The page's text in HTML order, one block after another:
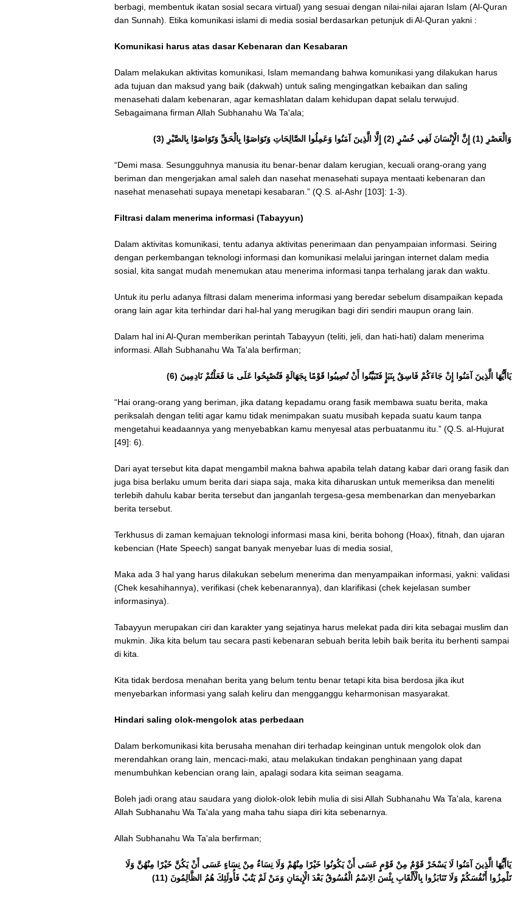
berbagi, membentuk ikatan sosial secara virtual) yang sesuai dengan nilai-nilai ajaran Islam (Al-Quran
dan Sunnah). Etika komunikasi islami di media sosial berdasarkan petunjuk di Al-Quran yakni :
Komunikasi harus atas dasar Kebenaran dan Kesabaran
Dalam melakukan aktivitas komunikasi, Islam memandang bahwa komunikasi yang dilakukan harus
ada tujuan dan maksud yang baik (dakwah) untuk saling mengingatkan kebaikan dan saling
menasehati dalam kebenaran, agar kemashlatan dalam kehidupan dapat selalu terwujud.
Sebagaimana firman Allah Subhanahu Wa Ta'ala;
وَالْعَصْرِ (1) إِنَّ الْإِنْسَانَ لَفِي خُسْرٍ (2) إِلَّا الَّذِينَ آمَنُوا وَعَمِلُوا الصَّالِحَاتِ وَتَوَاصَوْا بِالْحَقِّ وَتَوَاصَوْا بِالصَّبْرِ (3)
“Demi masa. Sesungguhnya manusia itu benar-benar dalam kerugian, kecuali orang-orang yang
beriman dan mengerjakan amal saleh dan nasehat menasehati supaya mentaati kebenaran dan
nasehat menasehati supaya menetapi kesabaran.” (Q.S. al-Ashr [103]: 1-3).
Filtrasi dalam menerima informasi (Tabayyun)
Dalam aktivitas komunikasi, tentu adanya aktivitas penerimaan dan penyampaian informasi. Seiring
dengan perkembangan teknologi informasi dan komunikasi melalui jaringan internet dalam media
sosial, kita sangat mudah menemukan atau menerima informasi tanpa terhalang jarak dan waktu.
Untuk itu perlu adanya filtrasi dalam menerima informasi yang beredar sebelum disampaikan kepada
orang lain agar kita terhindar dari hal-hal yang merugikan bagi diri sendiri maupun orang lain.
Dalam hal ini Al-Quran memberikan perintah Tabayyun (teliti, jeli, dan hati-hati) dalam menerima
informasi. Allah Subhanahu Wa Ta'ala berfirman;
يَاأَيُّهَا الَّذِينَ آمَنُوا إِنْ جَاءَكُمْ فَاسِقٌ بِنَبَإٍ فَتَبَيَّنُوا أَنْ تُصِيبُوا قَوْمًا بِجَهَالَةٍ فَتُصْبِحُوا عَلَى مَا فَعَلْتُمْ نَادِمِينَ (6)
“Hai orang-orang yang beriman, jika datang kepadamu orang fasik membawa suatu berita, maka
periksalah dengan teliti agar kamu tidak menimpakan suatu musibah kepada suatu kaum tanpa
mengetahui keadaannya yang menyebabkan kamu menyesal atas perbuatanmu itu.” (Q.S. al-Hujurat
[49]: 6).
Dari ayat tersebut kita dapat mengambil makna bahwa apabila telah datang kabar dari orang fasik dan
juga bisa berlaku umum berita dari siapa saja, maka kita diharuskan untuk memeriksa dan meneliti
terlebih dahulu kabar berita tersebut dan janganlah tergesa-gesa membenarkan dan menyebarkan
berita tersebut.
Terkhusus di zaman kemajuan teknologi informasi masa kini, berita bohong (Hoax), fitnah, dan ujaran
kebencian (Hate Speech) sangat banyak menyebar luas di media sosial,
Maka ada 3 hal yang harus dilakukan sebelum menerima dan menyampaikan informasi, yakni: validasi
(Chek kesahihannya), verifikasi (chek kebenarannya), dan klarifikasi (chek kejelasan sumber
informasinya).
Tabayyun merupakan ciri dan karakter yang sejatinya harus melekat pada diri kita sebagai muslim dan
mukmin. Jika kita belum tau secara pasti kebenaran sebuah berita lebih baik berita itu berhenti sampai
di kita.
Kita tidak berdosa menahan berita yang belum tentu benar tetapi kita bisa berdosa jika ikut
menyebarkan informasi yang salah keliru dan mengganggu keharmonisan masyarakat.
Hindari saling olok-mengolok atas perbedaan
Dalam berkomunikasi kita berusaha menahan diri terhadap keinginan untuk mengolok olok dan
merendahkan orang lain, mencaci-maki, atau melakukan tindakan penghinaan yang dapat
menumbuhkan kebencian orang lain, apalagi sodara kita seiman seagama.
Boleh jadi orang atau saudara yang diolok-olok lebih mulia di sisi Allah Subhanahu Wa Ta'ala, karena
Allah Subhanahu Wa Ta'ala yang maha tahu siapa diri kita sebenarnya.
Allah Subhanahu Wa Ta'ala berfirman;
يَاأَيُّهَا الَّذِينَ آمَنُوا لَا يَسْخَرْ قَوْمٌ مِنْ قَوْمٍ عَسَى أَنْ يَكُونُوا خَيْرًا مِنْهُمْ وَلَا نِسَاءٌ مِنْ نِسَاءٍ عَسَى أَنْ يَكُنَّ خَيْرًا مِنْهُنَّ وَلَا
تَلْمِزُوا أَنْفُسَكُمْ وَلَا تَنَابَزُوا بِالْأَلْقَابِ بِئْسَ الِاسْمُ الْفُسُوقُ بَعْدَ الْإِيمَانِ وَمَنْ لَمْ يَتُبْ فَأُولَئِكَ هُمُ الظَّالِمُونَ (11)